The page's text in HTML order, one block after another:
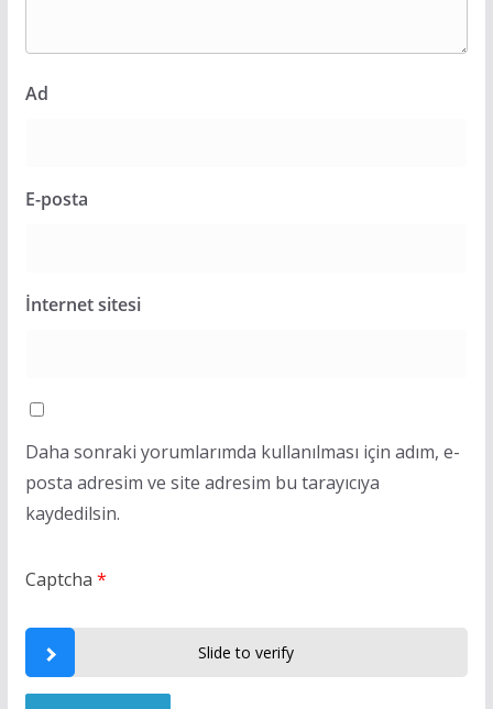
Ad
E-posta
İnternet sitesi
Daha sonraki yorumlarımda kullanılması için adım, e-
posta adresim ve site adresim bu tarayıcıya
kaydedilsin.
Captcha *
Slide to verify